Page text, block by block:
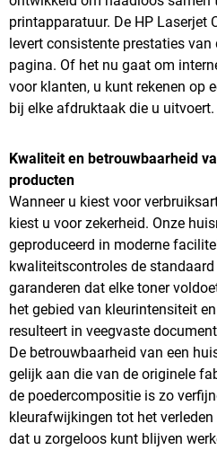
printapparatuur. De HP Laserjet
levert consistente prestaties van
pagina. Of het nu gaat om
voor klanten, u kunt rekenen op
bij elke afdruktaak die u uitvoert.
Kwaliteit en betrouwbaarheid
producten
Wanneer u kiest voor
kiest u voor zekerheid. Onze
geproduceerd in moderne
kwaliteitscontroles de
garanderen dat elke toner
het gebied van kleurintensiteit
resulteert in veegvaste
De betrouwbaarheid van een
gelijk aan die van de originele
de poedercompositie is zo
kleurafwijkingen tot het
dat u zorgeloos kunt blijven